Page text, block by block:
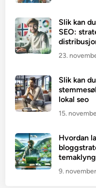
Slik kan
SEO:
23.
Slik kan
lokal seo
15.
Hvordan
9.